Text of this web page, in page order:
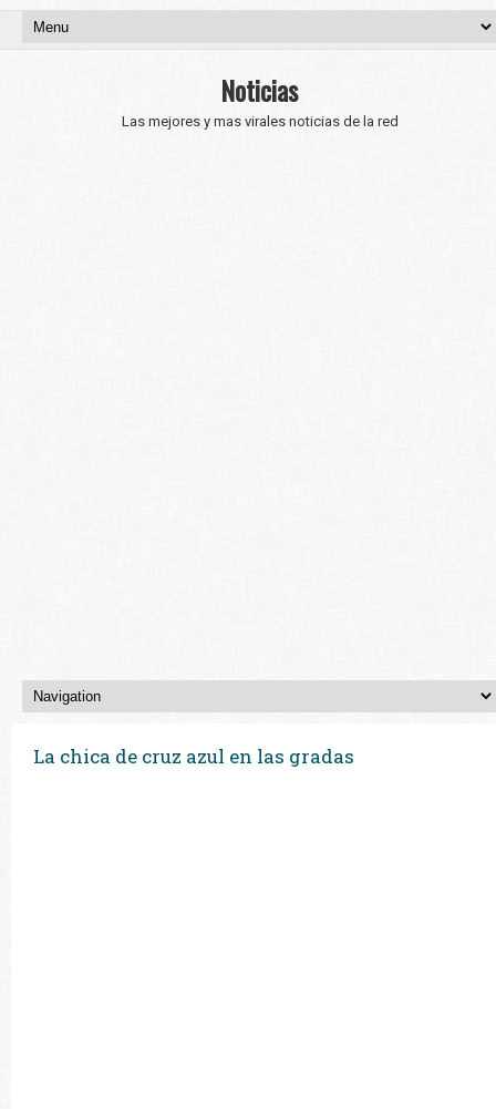
Noticias
Las mejores y mas virales noticias de la red
La chica de cruz azul en las gradas